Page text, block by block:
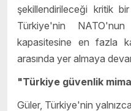
şekillendirileceği kritik
Türkiye'nin NATO'nun
kapasitesine en fazla
arasında yer almaya
"Türkiye güvenlik
Güler, Türkiye'nin